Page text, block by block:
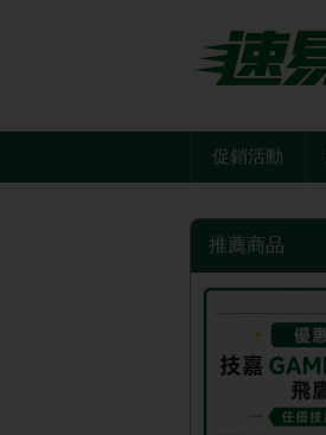
促銷活動
推薦商品